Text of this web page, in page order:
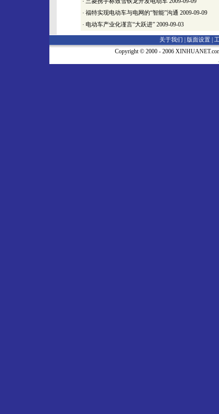
· 福特实现电动车与电网的“智能”沟通 2009-09-09
· 电动车产业化谨言“大跃进” 2009-09-03
关于我们 | 版面设置
Copyright © 2000 - 2006